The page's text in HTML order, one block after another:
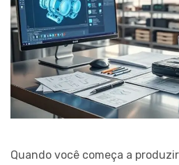
Quando você começa a